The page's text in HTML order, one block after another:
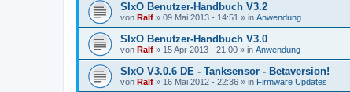
SIxO Benutzer-Handbuch V3.2
von Ralf » 09 Mai 2013 - 14:51 » in Anwendung
SIxO Benutzer-Handbuch V3.0
von Ralf » 15 Apr 2013 - 21:00 » in Anwendung
SIxO V3.0.6 DE - Tanksensor - Betaversion!
von Ralf » 16 Mai 2012 - 22:36 » in Firmware Updates